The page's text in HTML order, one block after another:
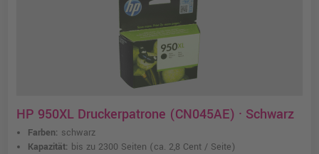
HP 950XL Druckerpatrone (CN045AE) · Schwarz
Farben: schwarz
Kapazität: bis zu 2300 Seiten (ca. 2,8 Cent / Seite)